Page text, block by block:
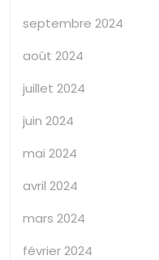
septembre 2024
août 2024
juillet 2024
juin 2024
mai 2024
avril 2024
mars 2024
février 2024